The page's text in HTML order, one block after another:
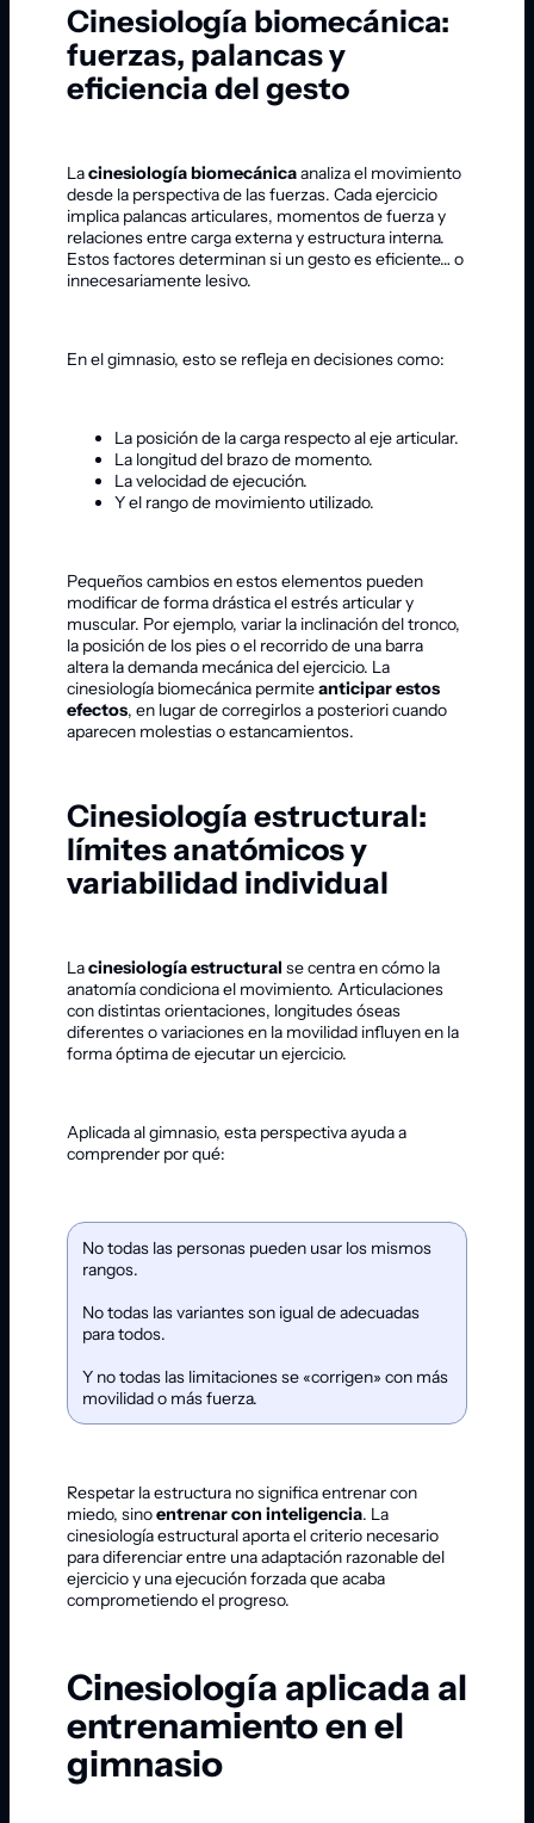
Cinesiología biomecánica:
fuerzas, palancas y
eficiencia del gesto
Lacinesiología biomecánicaanaliza el movimiento
desde la perspectiva de las fuerzas. Cada ejercicio
implica palancas articulares, momentos de fuerza y
relaciones entre carga externa y estructura interna.
Estos factores determinan si un gesto es eficiente… o
innecesariamente lesivo.
En el gimnasio, esto se refleja en decisiones como:
La posición de la carga respecto al eje articular.
La longitud del brazo de momento.
La velocidad de ejecución.
Y el rango de movimiento utilizado.
Pequeños cambios en estos elementos pueden
modificar de forma drástica el estrés articular y
muscular. Por ejemplo, variar la inclinación del tronco,
la posición de los pies o el recorrido de una barra
altera la demanda mecánica del ejercicio. La
cinesiología biomecánica permiteanticipar estos
efectos, en lugar de corregirlos a posteriori cuando
aparecen molestias o estancamientos.
Cinesiología estructural:
límites anatómicos y
variabilidad individual
Lacinesiología estructural se centra en cómo la
anatomía condiciona el movimiento. Articulaciones
con distintas orientaciones, longitudes óseas
diferentes o variaciones en la movilidad influyen en la
forma óptima de ejecutar un ejercicio.
Aplicada al gimnasio, esta perspectiva ayuda a
comprender por qué:
No todas las personas pueden usar los mismos
rangos.
No todas las variantes son igual de adecuadas
para todos.
Y no todas las limitaciones se «corrigen» con más
movilidad o más fuerza.
Respetar la estructura no significa entrenar con
miedo, sinoentrenar con inteligencia. La
cinesiología estructural aporta el criterio necesario
para diferenciar entre una adaptación razonable del
ejercicio y una ejecución forzada que acaba
comprometiendo el progreso.
Cinesiología aplicada al
entrenamiento en el
gimnasio